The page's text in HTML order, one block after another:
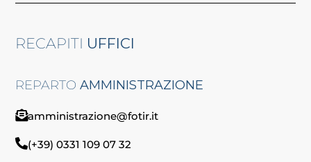
RECAPITI UFFICI
REPARTOAMMINISTRAZIONE
amministrazione@fotir.it
(+39) 0331 109 07 32